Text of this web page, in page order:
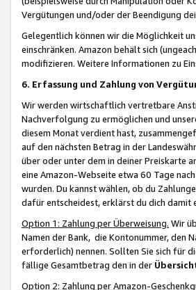
Vergütungen und/oder der Beendigung
Gelegentlich können wir die Möglichkeit
einschränken. Amazon behält sich
modifizieren. Weitere Informationen zu
6. Erfassung und Zahlung von
Wir werden wirtschaftlich vertretbare
Nachverfolgung zu ermöglichen und
diesem Monat verdient hast,
auf den nächsten Betrag in der
über oder unter dem in deiner Preiskarte
eine Amazon-Webseite etwa 60 Tage
wurden. Du kannst wählen, ob du
dafür entscheidest, erklärst du dich damit
Option 1: Zahlung per Überweisung. Wir
Namen der Bank, die Kontonummer, den
erforderlich) nennen. Sollten Sie sich für
fällige Gesamtbetrag den in der
Option 2: Zahlung per Amazon-